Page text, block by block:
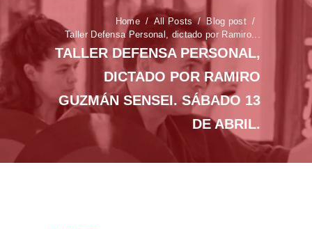
Home All Posts
Blog post
Taller Defensa Personal, dictado por Ramiro...
TALLER DEFENSA PERSONAL,
DICTADO POR RAMIRO
GUZMÁN SENSEI. SÁBADO 13
DE ABRIL.